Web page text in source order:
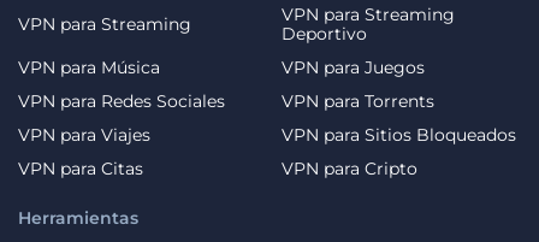
VPN para Streaming
VPN para Streaming
Deportivo
VPN para Música
VPN para Juegos
VPN para Redes Sociales
VPN para Torrents
VPN para Viajes
VPN para Sitios Bloqueados
VPN para Citas
VPN para Cripto
Herramientas